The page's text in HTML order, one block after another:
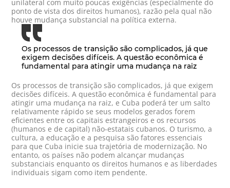
unilateral com muito poucas exigências (especialmente do
ponto de vista dos direitos humanos), razão pela qual não
houve mudança substancial na política externa.
Os processos de transição são complicados, já que
exigem decisões difíceis. A questão econômica é
fundamental para atingir uma mudança na raiz
Os processos de transição são complicados, já que exigem
decisões difíceis. A questão econômica é fundamental para
atingir uma mudança na raiz, e Cuba poderá ter um salto
relativamente rápido se seus modelos gerados forem
eficientes entre os capitais estrangeiros e os recursos
(humanos e de capital) não-estatais cubanos. O turismo, a
cultura, a educação e a pesquisa são fatores essenciais
para que Cuba inicie sua trajetória de modernização. No
entanto, os países não podem alcançar mudanças
substanciais enquanto os direitos humanos e as liberdades
individuais sigam como item pendente.